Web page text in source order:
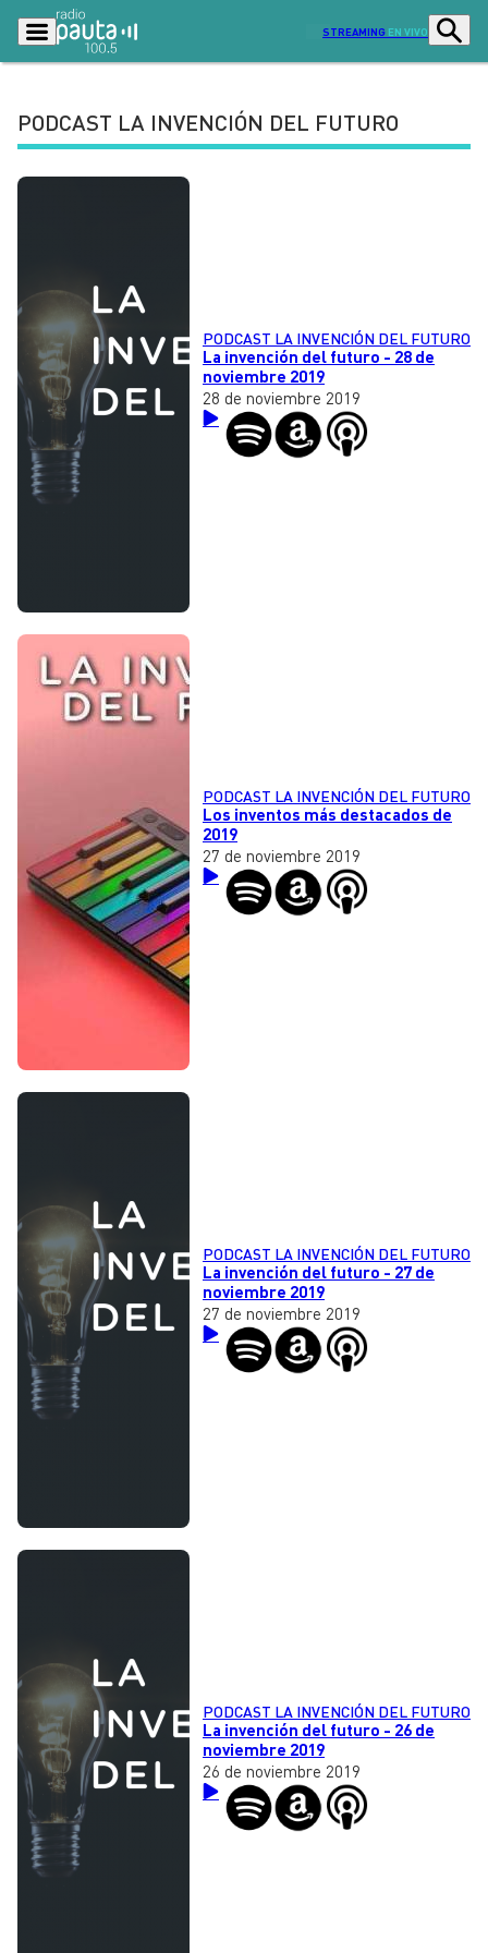
STREAMING EN VIVO
Radio en vivo
Tendencias Deportes
Entretención y Cultura
Dato en Pauta
Contenido Patrocinado
PODCAST LA INVENCIÓN DEL FUTURO
PODCAST LA INVENCIÓN DEL FUTURO
La invención del futuro - 28 de
noviembre 2019
28 de noviembre 2019
PODCAST LA INVENCIÓN DEL FUTURO
Los inventos más destacados de
2019
27 de noviembre 2019
PODCAST LA INVENCIÓN DEL FUTURO
La invención del futuro - 27 de
noviembre 2019
27 de noviembre 2019
PODCAST LA INVENCIÓN DEL FUTURO
La invención del futuro - 26 de
noviembre 2019
26 de noviembre 2019